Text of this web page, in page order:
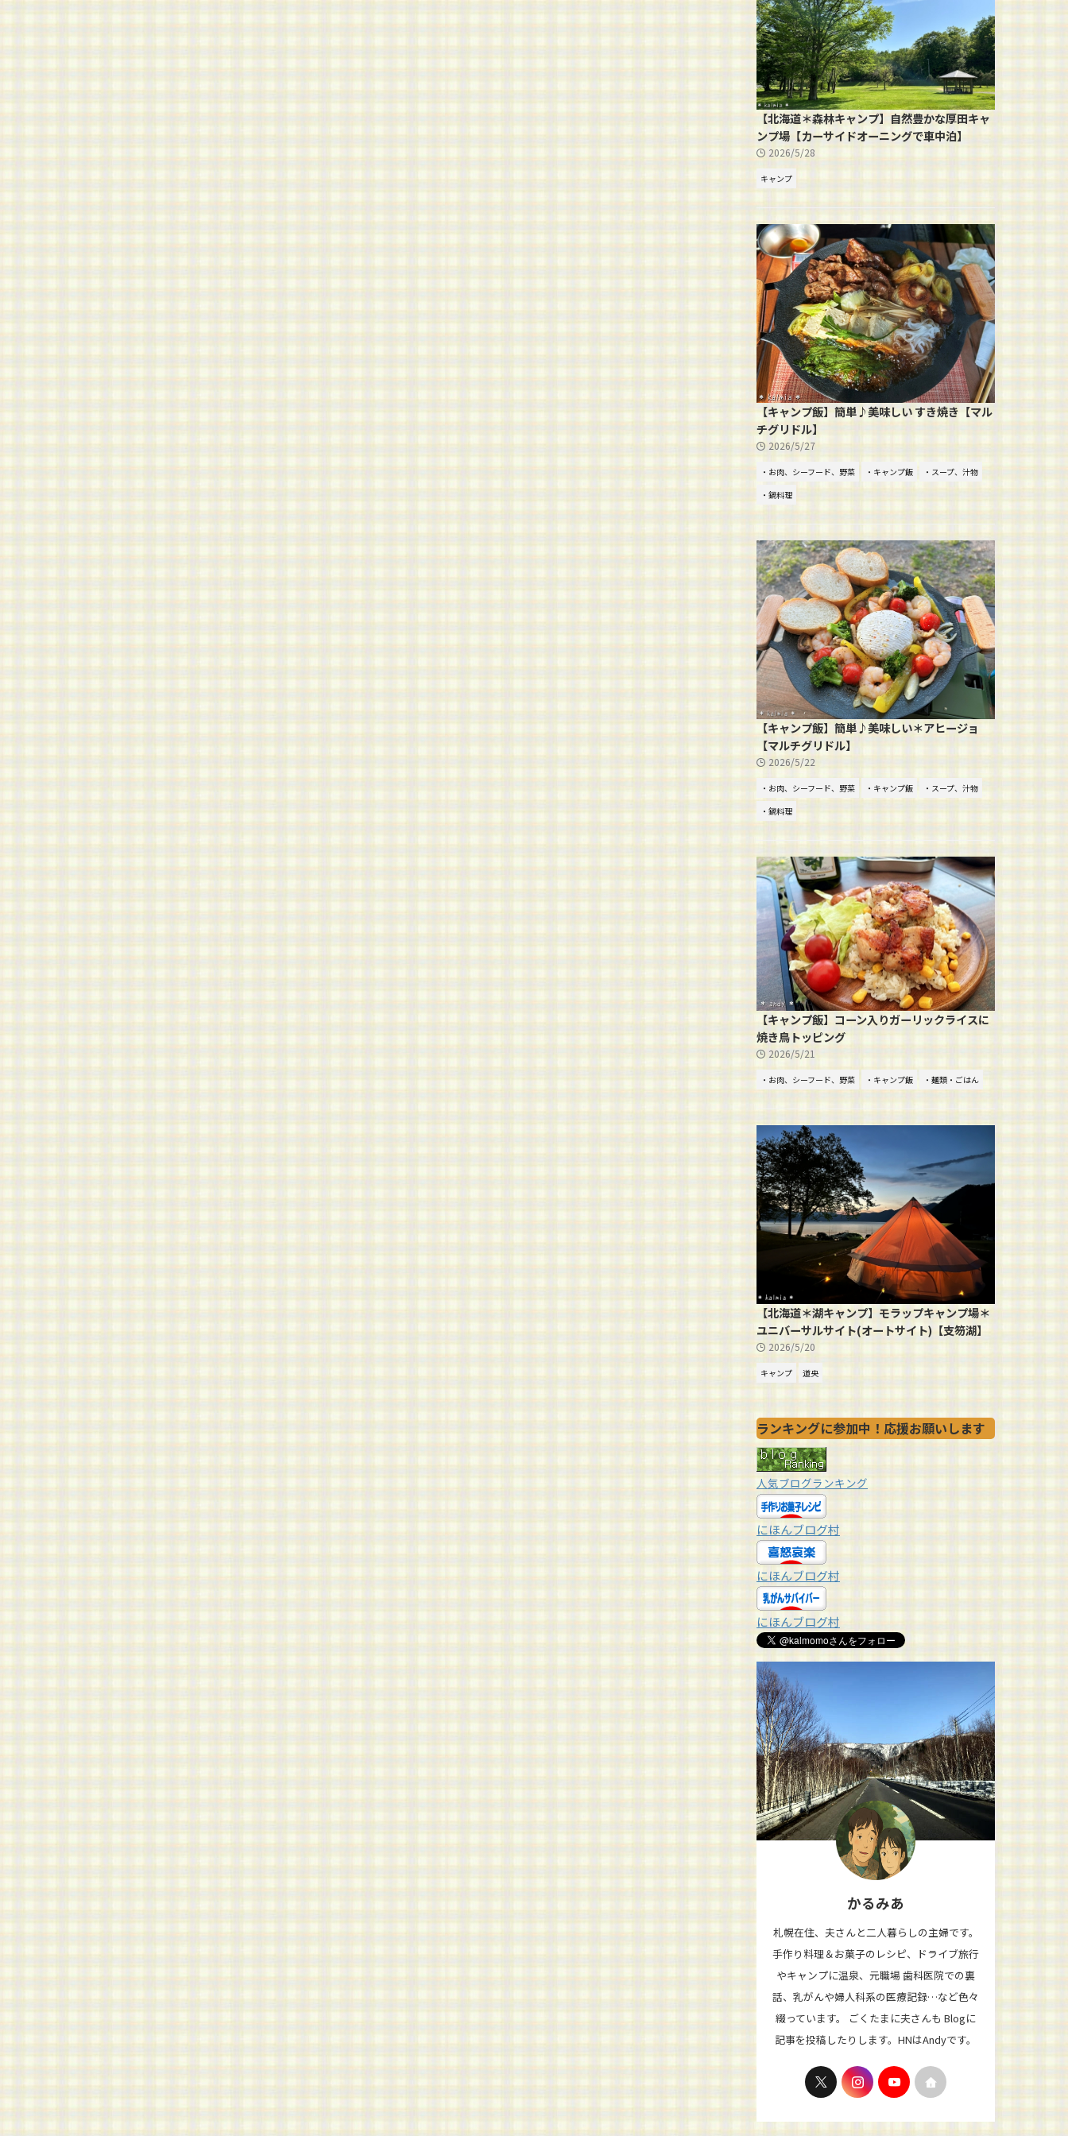
【北海道＊森林キャンプ】自然豊かな厚田キャ
ンプ場【カーサイドオーニングで車中泊】
2026/5/28
キャンプ
【キャンプ飯】簡単♪美味しい すき焼き【マル
チグリドル】
2026/5/27
・お肉、シーフード、野菜 ・キャンプ飯
・スープ、汁物
・鍋料理
【キャンプ飯】簡単♪美味しい＊アヒージョ
【マルチグリドル】
2026/5/22
・お肉、シーフード、野菜 ・キャンプ飯
・スープ、汁物
・鍋料理
【キャンプ飯】コーン入りガーリックライスに
焼き鳥トッピング
2026/5/21
・お肉、シーフード、野菜 ・キャンプ飯 ・麺類・ごはん
【北海道＊湖キャンプ】モラップキャンプ場＊
ユニバーサルサイト(オートサイト)【支笏湖】
2026/5/20
キャンプ 道央
ランキングに参加中！応援お願いします
人気ブログランキング
にほんブログ村
にほんブログ村
にほんブログ村
かるみあ
札幌在住、夫さんと二人暮らしの主婦です。
手作り料理＆お菓子のレシピ、ドライブ旅行
やキャンプに温泉、元職場 歯科医院での裏
話、乳がんや婦人科系の医療記録…など色々
綴っています。 ごくたまに夫さんも Blogに
記事を投稿したりします。HNはAndyです。